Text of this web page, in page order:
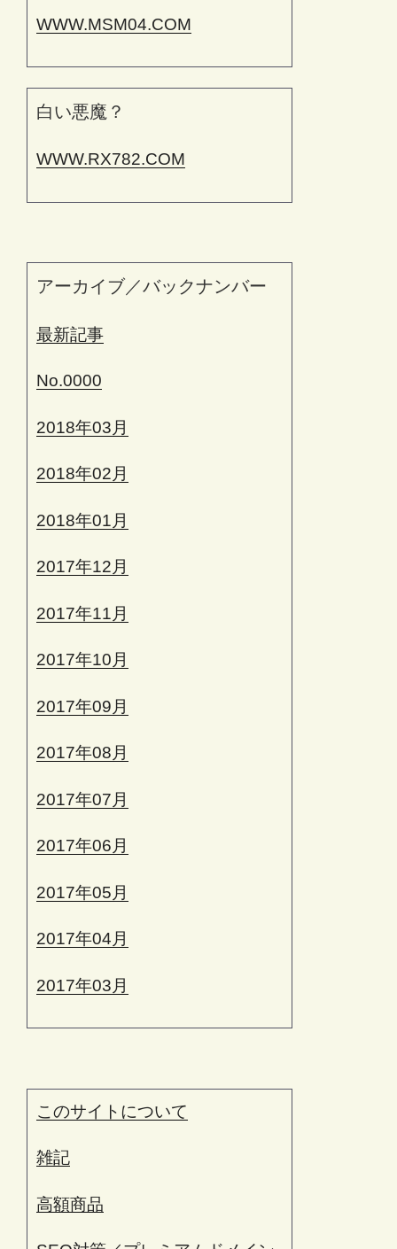
WWW.MSM04.COM
白い悪魔？
WWW.RX782.COM
アーカイブ／バックナンバー
最新記事
No.0000
2018年03月
2018年02月
2018年01月
2017年12月
2017年11月
2017年10月
2017年09月
2017年08月
2017年07月
2017年06月
2017年05月
2017年04月
2017年03月
このサイトについて
雑記
高額商品